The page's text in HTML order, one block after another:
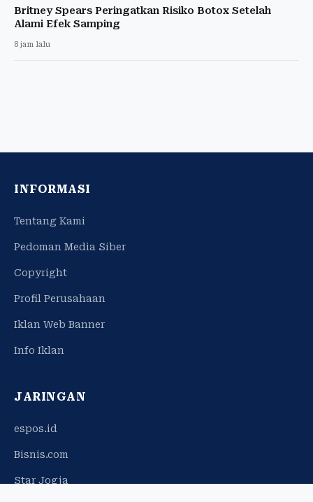
Britney Spears Peringatkan Risiko Botox Setelah
Alami Efek Samping
8 jam lalu
INFORMASI
Tentang Kami
Pedoman Media Siber
Copyright
Profil Perusahaan
Iklan Web Banner
Info Iklan
JARINGAN
espos.id
Bisnis.com
Star Jogja